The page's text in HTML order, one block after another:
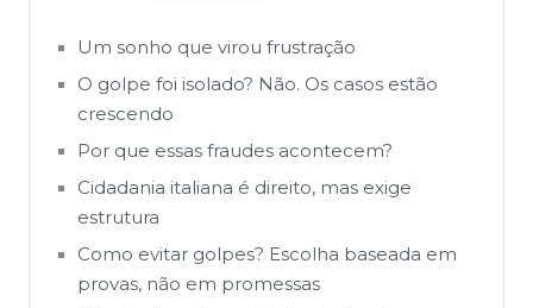
Um sonho que virou frustração
O golpe foi isolado? Não. Os casos estão
crescendo
Por que essas fraudes acontecem?
Cidadania italiana é direito, mas exige
estrutura
Como evitar golpes? Escolha baseada em
provas, não em promessas